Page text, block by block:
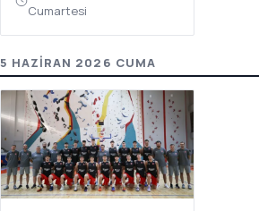
Cumartesi
5 HAZIRAN 2026 CUMA